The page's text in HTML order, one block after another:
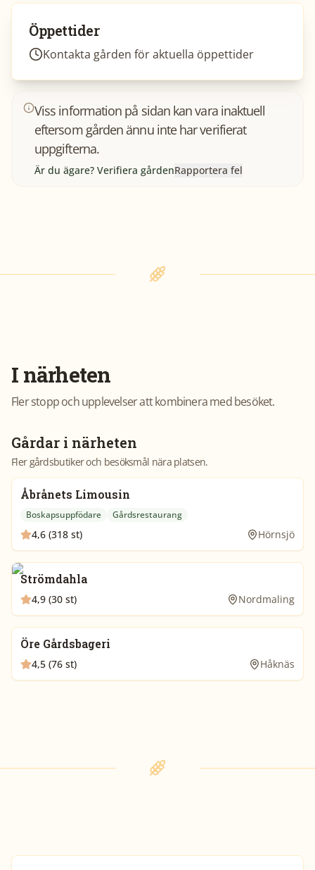
Öppettider
Kontakta gården för aktuella öppettider
Viss information på sidan kan vara inaktuell
eftersom gården ännu inte har verifierat
uppgifterna.
Är du ägare? Verifiera gårdenRapportera fel
I närheten
Fler stopp och upplevelser att kombinera med besöket.
Gårdar i närheten
Fler gårdsbutiker och besöksmål nära platsen.
Åbrånets Limousin
Boskapsuppfödare Gårdsrestaurang
4,6 (318 st) Hörnsjö
Strömdahla
4,9 (30 st) Nordmaling
Öre Gårdsbageri
4,5 (76 st) Håknäs